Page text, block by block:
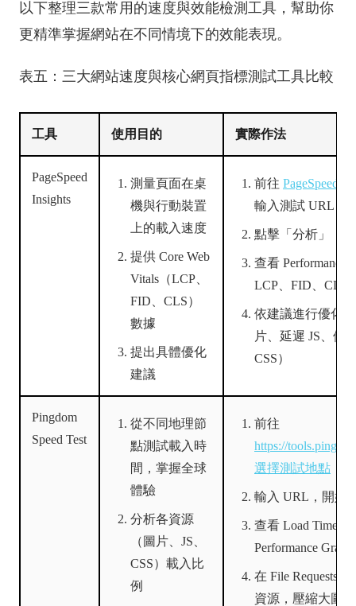
以下整理三款常用的速度與效能檢測工具，幫助你
更精準掌握網站在不同情境下的效能表現。
表五：三大網站速度與核心網頁指標測試工具比較
工具 使用目的 實際作法
PageSpeed
Insights
測量頁面在桌
機與行動裝置
上的載入速度
提供 Core Web
Vitals（LCP、
FID、CLS）
數據
提出具體優化
建議
前往 PageSpeed
輸入測試 URL
點擊「分析」，
查看 Performance
LCP、FID、CLS
依建議進行優化
片、延遲 JS、優
CSS）
Pingdom
Speed Test
從不同地理節
點測試載入時
間，掌握全球
體驗
分析各資源
（圖片、JS、
CSS）載入比
例
前往
https://
選擇測試地點
輸入 URL，開始
查看 Load Time 與
Performance Grade
在 File Requests
資源，壓縮大圖